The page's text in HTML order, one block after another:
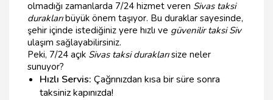
olmadığı zamanlarda 7/24 hizmet veren Sivas taksi
duraklarıbüyük önem taşıyor. Bu duraklar sayesinde,
şehir içinde istediğiniz yere hızlı ve güvenilir taksi Siv
ulaşım sağlayabilirsiniz.
Peki, 7/24 açık Sivas taksi duraklarısize neler
sunuyor?
Hızlı Servis: Çağrınızdan kısa bir süre sonra
taksiniz kapınızda!